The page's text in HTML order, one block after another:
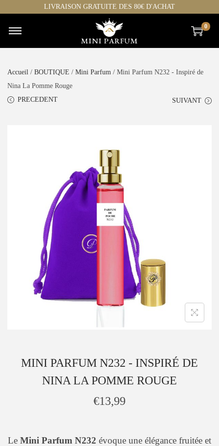
LIVRAISON GRATUITE DES 80€ D'ACHAT
0
Accueil / BOUTIQUE / Mini Parfum / Mini Parfum N232 - Inspiré de
Nina La Pomme Rouge
PRECEDENT
SUIVANT
MINI PARFUM N232 - INSPIRÉ DE
NINA LA POMME ROUGE
€13,99
Le Mini Parfum N232 évoque une élégance fruitée et